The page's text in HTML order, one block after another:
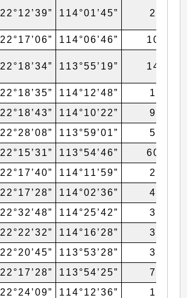
22°12’39” 114°01’45” 27
22°17’06” 114°06’46”
107
22°18’34” 113°55’19” 14#
22°18’35” 114°12’48”
16
22°18’43” 114°10’22”
90
22°28’08” 113°59’01”
50
22°15’31” 113°54’46”
607
22°17’40” 114°11’59”
26
22°17’28” 114°02’36”
47
22°32’48” 114°25’42”
39
22°22’32” 114°16’28”
32
22°20’45” 113°53’28”
31
22°17’28” 113°54’25”
71
22°24’09” 114°12’36”
16